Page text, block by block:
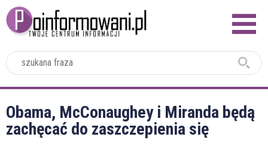
Obama, McConaughey i Miranda będą
zachęcać do zaszczepienia się